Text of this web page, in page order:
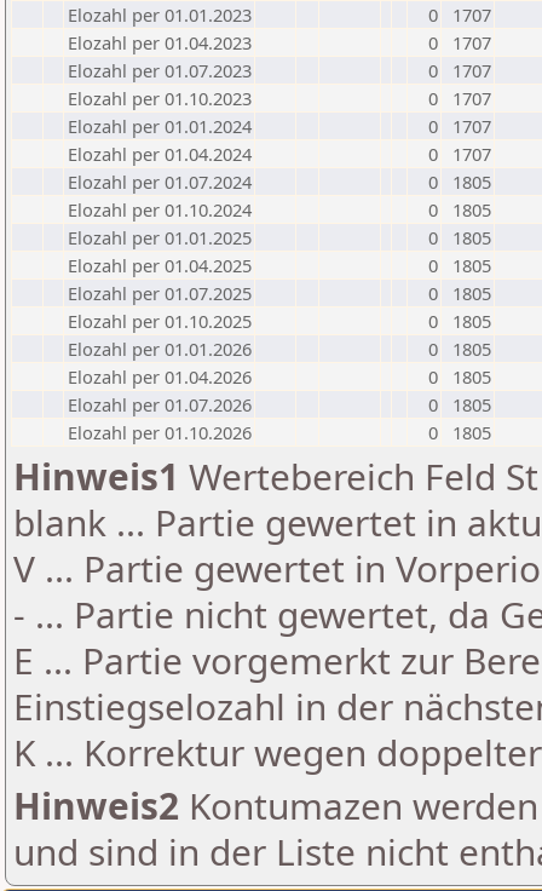
Elozahl per 01.01.2023
0
1707
Elozahl per 01.04.2023
0
1707
Elozahl per 01.07.2023
0
1707
Elozahl per 01.10.2023
0
1707
Elozahl per 01.01.2024
0
1707
Elozahl per 01.04.2024
0
1707
Elozahl per 01.07.2024
0
1805
Elozahl per 01.10.2024
0
1805
Elozahl per 01.01.2025
0
1805
Elozahl per 01.04.2025
0
1805
Elozahl per 01.07.2025
0
1805
Elozahl per 01.10.2025
0
1805
Elozahl per 01.01.2026
0
1805
Elozahl per 01.04.2026
0
1805
Elozahl per 01.07.2026
0
1805
Elozahl per 01.10.2026
0 1805
Hinweis1 Wertebereich Feld
blank ... Partie gewertet in
V ... Partie gewertet in
- ... Partie nicht gewertet, da
E ... Partie vorgemerkt zur
Einstiegselozahl in der
K ... Korrektur wegen
Hinweis2 Kontumazen
und sind in der Liste nicht